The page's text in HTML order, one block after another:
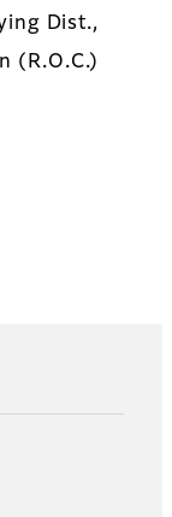
Dist.,
(R.O.C.)